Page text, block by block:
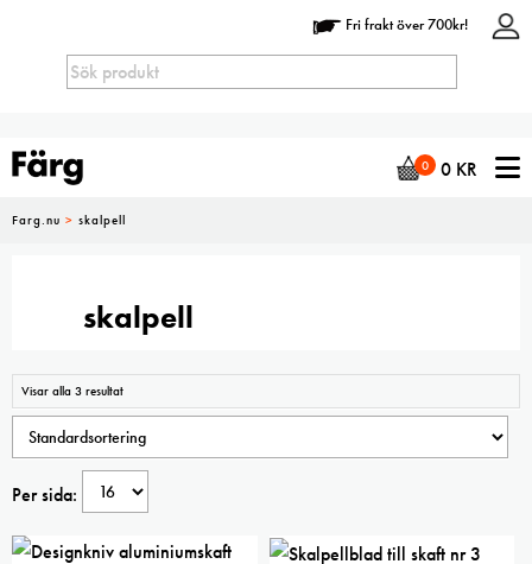
Fri frakt över 700kr!
0 0 KR
Farg.nu > skalpell
skalpell
Visar alla 3 resultat
Per sida: